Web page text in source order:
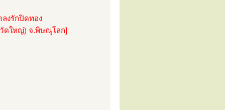
งรักปิดทอง
ดใหญ่) จ.พิษณุโลก]